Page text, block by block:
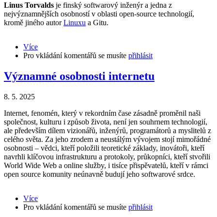
Linus Torvalds je finský softwarový inženýr a jedna z
nejvýznamnějších osobností v oblasti open-source technologií,
kromě jiného autorLinuxu a Gitu.
Více
Linus
Pro vkládání komentářů se musíte přihlásit
Významné osobnosti internetu
8. 5. 2025
Internet, fenomén, který v rekordním čase zásadně proměnil naši
společnost, kulturu i způsob života, není jen souhrnem technologií,
ale především dílem vizionářů, inženýrů, programátorů a myslitelů z
celého světa. Za jeho zrodem a neustálým vývojem stojí mimořádné
osobnosti – vědci, kteří položili teoretické základy, inovátoři, kteří
navrhli klíčovou infrastrukturu a protokoly, průkopníci, kteří stvořili
World Wide Web a online služby, i tisíce přispěvatelů, kteří v rámci
open source komunity neúnavně budují jeho softwarové srdce.
Více
Významné
Pro vkládání komentářů se musíte přihlásit